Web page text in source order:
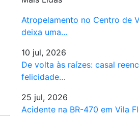
Atropelamento no Centro de
deixa uma…
10 jul, 2026
De volta às raízes: casal
felicidade…
25 jul, 2026
Acidente na BR-470 em Vila